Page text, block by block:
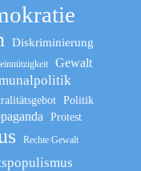
Diskriminierung
Gewalt
Politik
Protest
Rechte Gewalt